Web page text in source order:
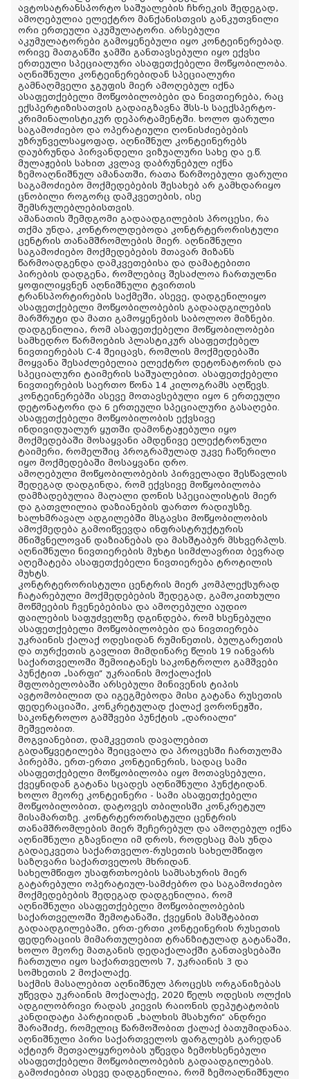
ავტოსატრანსპორტო საშუალების ჩხრეკის შედეგად,
ამოღებულია ელექტრო მანქანისთვის განკუთვნილი
ორი ერთეული აკუმულატორი. არსებული
აკუმულატორები გამოყენებული იყო კონტეინერებად.
ორივე მათგანში ჯამში განთავსებული იყო ექვსი
ერთეული სპეციალური ასაფეთქებელი მოწყობილობა.
აღნიშნული კონტეინერებიდან სპეციალური
გამნაღმველი ჯგუფის მიერ ამოღებულ იქნა
ასაფეთქებელი მოწყობილობები და ნივთიერება, რაც
ექსპერტიზისათვის გადაიგზავნა შსს-ს საექსპერტო-
კრიმინალისტიკურ დეპარტამენტში. ხოლო ფარული
საგამოძიებო და ოპერატიული ღონისძიებების
უზრუნველსაყოფად, აღნიშნულ კონტეინერებს
დაუბრუნდა პირვანდელი ვიზუალური სახე და ე.წ.
მულაჟების სახით კვლავ დაბრუნებულ იქნა
ზემოაღნიშნულ ამანათში, რათა წარმოებული ფარული
საგამოძიებო მოქმედებების შესახებ არ გამხდარიყო
ცნობილი როგორც დამკვეთების, ისე
შემსრულებლებისთვის.
ამანათის შემდგომი გადაადგილების პროცესი, რა
თქმა უნდა, კონტროლდებოდა კონტრტერორისტული
ცენტრის თანამშრომლების მიერ. აღნიშნული
საგამოძიებო მოქმედებების მთავარ მიზანს
წარმოადგენდა დამკვეთებისა და დამატებითი
პირების დადგენა, რომლებიც შესაძლოა ჩართულნი
ყოფილიყვნენ აღნიშნული ტვირთის
ტრანსპორტირების საქმეში, ასევე, დადგენილიყო
ასაფეთქებელი მოწყობილობების გადაადგილების
მარშრუტი და მათი გამოყენების საბოლოო მიზნები.
დადგენილია, რომ ასაფეთქებელი მოწყობილობები
სამხედრო წარმოების პლასტიკურ ასაფეთქებელ
ნივთიერებას C-4 შეიცავს, რომლის მოქმედებაში
მოყვანა შესაძლებელია ელექტრო დეტონატორის და
სპეციალური ტაიმერის საშუალებით. ასაფეთქებელი
ნივთიერების საერთო წონა 14 კილოგრამს აღწევს.
კონტეინერებში ასევე მოთავსებული იყო 6 ერთეული
დეტონატორი და 6 ერთეული სპეციალური გასაღები.
ასაფეთქებელი მოწყობილობის ექვსივე
ინდივიდუალურ ყუთში დამონტაჟებული იყო
მოქმედებაში მოსაყვანი ამდენივე ელექტრონული
ტაიმერი, რომელშიც პროგრამულად უკვე ჩაწერილი
იყო მოქმედებაში მოსაყვანი დრო.
ამოღებული მოწყობილობების პირველადი შესწავლის
შედეგად დადგინდა, რომ ექვსივე მოწყობილობა
დამზადებულია მაღალი დონის სპეციალისტის მიერ
და გათვლილია დაზიანების ფართო რადიუსზე.
ხალხმრავალ ადგილებში მსგავსი მოწყობილობის
ამოქმედება გამოიწვევდა ინფრასტრუქტურის
მნიშვნელოვან დაზიანებას და მასშტაბურ მსხვერპლს.
აღნიშნული ნივთიერების მუხტი სიმძლავრით ბევრად
აღემატება ასაფეთქებელი ნივთიერება ტროტილის
მუხტს.
კონტრტერორისტული ცენტრის მიერ კომპლექსურად
ჩატარებული მოქმედებების შედეგად, გამოკითხული
მოწმეების ჩვენებებისა და ამოღებული აუდიო
ფაილების საფუძველზე დგინდება, რომ ხსენებული
ასაფეთქებელი მოწყობილობები და ნივთიერება
უკრაინის ქალაქ ოდესიდან რუმინეთის, ბულგარეთის
და თურქეთის გავლით მიმდინარე წლის 19 იანვარს
საქართველოში შემოიტანეს საკონტროლო გამშვები
პუნქტით „სარფი“ უკრაინის მოქალაქის
მფლობელობაში არსებული მინივენის ტიპის
ავტომობილით და იგეგმებოდა მისი გატანა რუსეთის
ფედერაციაში, კონკრეტულად ქალაქ ვორონეჟში,
საკონტროლო გამშვები პუნქტის „დარიალი“
მეშვეობით.
მოგვიანებით, დამკვეთის დავალებით
გადაწყვეტილება შეიცვალა და პროცესში ჩართულმა
პირებმა, ერთ-ერთი კონტეინერის, სადაც სამი
ასაფეთქებელი მოწყობილობა იყო მოთავსებული,
ქვეყნიდან გატანა სცადეს აღნიშნული პუნქტიდან.
ხოლო მეორე კონტეინერი - სამი ასაფეთქებელი
მოწყობილობით, დატოვეს თბილისში კონკრეტულ
მისამართზე. კონტრტერორისტული ცენტრის
თანამშრომლების მიერ შეჩერებულ და ამოღებულ იქნა
აღნიშნული გზავნილი იმ დროს, როდესაც მას უნდა
გადაეკვეთა საქართველო-რუსეთის სახელმწიფო
საზღვარი საქართველოს მხრიდან.
სახელმწიფო უსაფრთხოების სამსახურის მიერ
გატარებული ოპერატიულ-სამძებრო და საგამოძიებო
მოქმედებების შედეგად დადგენილია, რომ
აღნიშნული ასაფეთქებელი მოწყობილობების
საქართველოში შემოტანაში, ქვეყნის მასშტაბით
გადაადგილებაში, ერთ-ერთი კონტეინერის რუსეთის
ფედერაციის მიმართულებით ტრანზიტულად გატანაში,
ხოლო მეორე მათგანის დედაქალაქში განთავსებაში
ჩართული იყო საქართველოს 7, უკრაინის 3 და
სომხეთის 2 მოქალაქე.
საქმის მასალებით აღნიშნულ პროცესს ორგანიზებას
უწევდა უკრაინის მოქალაქე, 2020 წელს ოდესის ოლქის
ადგილობრივი რადას კიევის რაიონის დეპუტატობის
კანდიდატი პარტიიდან „ხალხის მსახური“ ანდრეი
შარაშიძე, რომელიც წარმოშობით ქალაქ ბათუმიდანაა.
აღნიშნული პირი საქართველოს ფარგლებს გარედან
აქტიურ მეთვალყურეობას უწევდა ზემოხსენებული
ასაფეთქებელი მოწყობილობების გადაადგილებას.
გამოძიებით ასევე დადგენილია, რომ ზემოაღნიშნული